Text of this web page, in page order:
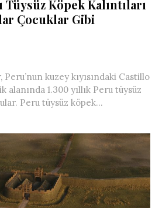
Tüysüz Köpek Kalıntıları
Çocuklar Gibi
kuzey kıyısındaki Castillo
1.300 yıllık Peru tüysüz
Peru tüysüz köpek...